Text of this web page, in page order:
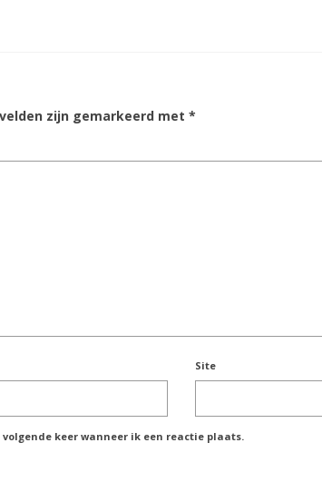
zijn gemarkeerd met *
Site
keer wanneer ik een reactie plaats.